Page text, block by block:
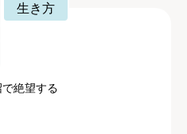
生き方
絶望する